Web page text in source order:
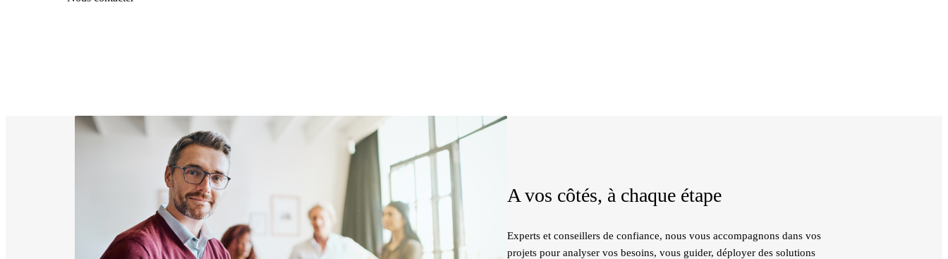
A vos côtés, à chaque étape
Experts et conseillers de confiance, nous vous accompagnons dans vos
projets pour analyser vos besoins, vous guider, déployer des solutions